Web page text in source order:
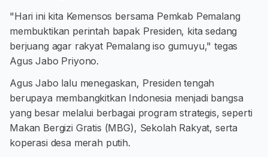
"Hari ini kita Kemensos bersama Pemkab Pemalang
membuktikan perintah bapak Presiden, kita sedang
berjuang agar rakyat Pemalang iso gumuyu," tegas
Agus Jabo Priyono.
Agus Jabo lalu menegaskan, Presiden tengah
berupaya membangkitkan Indonesia menjadi bangsa
yang besar melalui berbagai program strategis, seperti
Makan Bergizi Gratis (MBG), Sekolah Rakyat, serta
koperasi desa merah putih.